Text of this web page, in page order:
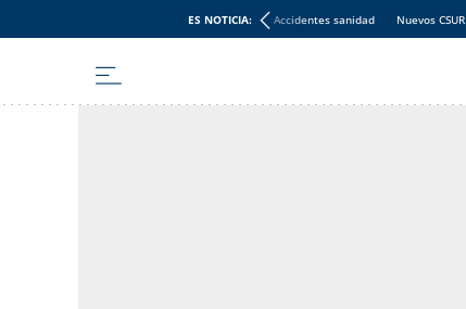
ES NOTICIA: Accidentes sanidad Nuevos CSUR